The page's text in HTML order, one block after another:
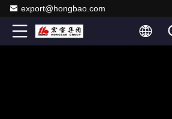
export@hongbao.com